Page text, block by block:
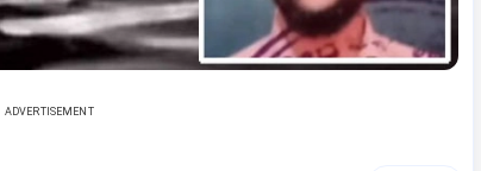
ADVERTISEMENT